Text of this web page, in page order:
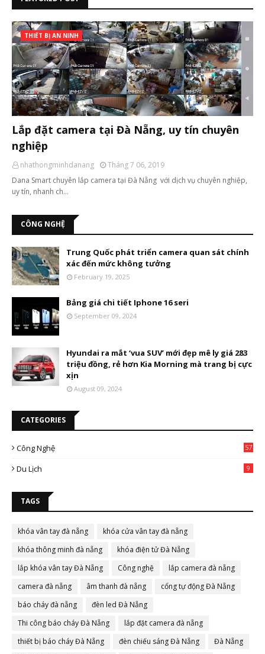
THIẾT BỊ AN NINH
Lắp đặt camera tại Đà Nẵng, uy tín chuyên
nghiệp
nhathongminhdanang
Tháng 7 06, 2019
Dana Smart chuyên lắp camera tại Đà Nẵng với dịch vụ chuyên nghiệp,
uy tín, nhanh ch…
CÔNG NGHỆ
Trung Quốc phát triển camera quan sát chính
xác đến mức không tưởng
February 19, 2025
Bảng giá chi tiết Iphone 16 seri
September 09, 2024
Hyundai ra mắt ‘vua SUV’ mới đẹp mê ly giá 283
triệu đồng, rẻ hơn Kia Morning mà trang bị cực
xịn
August 09, 2024
CATEGORIES
Công Nghệ 57
Du Lịch 9
TAGS
khóa vân tay đà nẵng
khóa cửa vân tay đà nẵng
khóa thông minh đà nẵng
khóa điện tử Đà Nẵng
lắp khóa vân tay Đà Nẵng
Công nghệ
lắp camera đà nẵng
camera đà nẵng
âm thanh đà nẵng
cổng tự động Đà Nẵng
báo cháy đà nẵng
đèn led Đà Nẵng
Thi công báo cháy Đà Nẵng
lắp đặt camera đà nẵng
thiết bị báo cháy Đà Nẵng
đèn chiếu sáng Đà Nẵng
Đà Nẵng